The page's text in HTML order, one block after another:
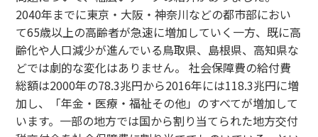
2040年までに東京・大阪・神奈川などの都市部におい
て65歳以上の高齢者が急速に増加していく一方、既に高
齢化や人口減少が進んでいる鳥取県、島根県、高知県な
どでは劇的な変化はありません。 社会保障費の給付費
総額は2000年の78.3兆円から2016年には118.3兆円に増
加し、「年金・医療・福祉その他」のすべてが増加して
います。一部の地方では国から割り当てられた地方交付